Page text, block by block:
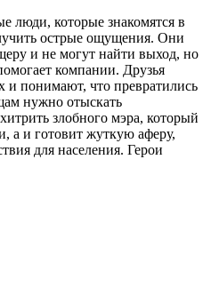
люди, которые знакомятся в
острые ощущения. Они
и не могут найти выход, но
компании. Друзья
и понимают, что превратились
нужно отыскать
злобного мэра, который
а и готовит жуткую аферу,
для населения. Герои